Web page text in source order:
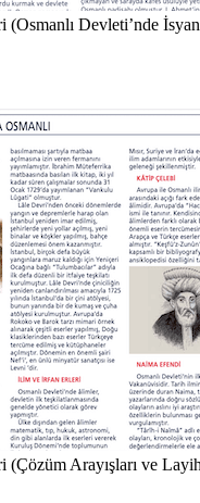
(Osmanlı Devleti’nde
(Çözüm Arayışları ve